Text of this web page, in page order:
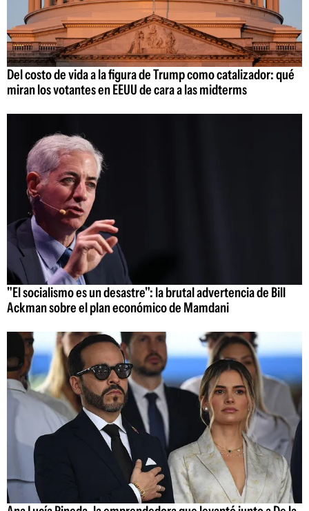
Del costo de vida a la figura de Trump como catalizador: qué
miran los votantes en EEUU de cara a las midterms
"El socialismo es un desastre": la brutal advertencia de Bill
Ackman sobre el plan económico de Mamdani